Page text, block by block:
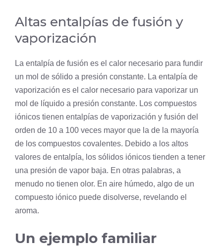
Altas entalpías de fusión y
vaporización
La entalpía de fusión es el calor necesario para fundir
un mol de sólido a presión constante. La entalpía de
vaporización es el calor necesario para vaporizar un
mol de líquido a presión constante. Los compuestos
iónicos tienen entalpías de vaporización y fusión del
orden de 10 a 100 veces mayor que la de la mayoría
de los compuestos covalentes. Debido a los altos
valores de entalpía, los sólidos iónicos tienden a tener
una presión de vapor baja. En otras palabras, a
menudo no tienen olor. En aire húmedo, algo de un
compuesto iónico puede disolverse, revelando el
aroma.
Un ejemplo familiar